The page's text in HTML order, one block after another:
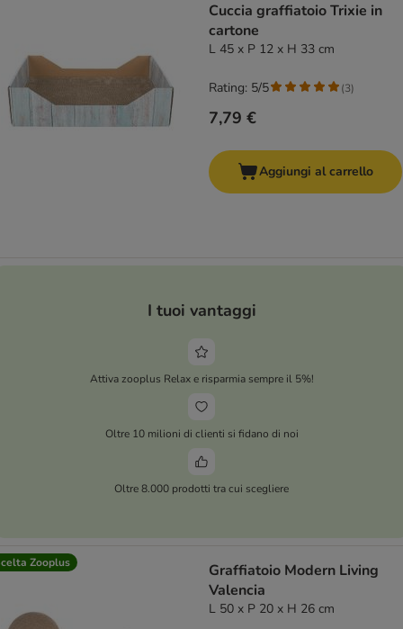
Cuccia graffiatoio Trixie in
cartone
L 45 x P 12 x H 33 cm
7,79 €
Rating: 5/5 (3)
Aggiungi al carrello
I tuoi vantaggi
Attiva zooplus Relax e risparmia sempre il 5%!
Oltre 10 milioni di clienti si fidano di noi
Oltre 8.000 prodotti tra cui scegliere
Zooplus
Graffiatoio Modern Living
Valencia
L 50 x P 20 x H 26 cm